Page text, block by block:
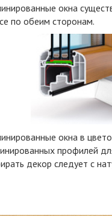
окна
по обеим сторонам.
окна в
профилей
декор следует с